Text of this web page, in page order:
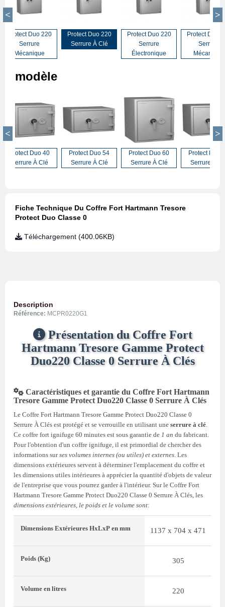
Protect Duo 220
Serrure
Mécanique
Protect Duo 220
Serrure À Clé
Protect Duo 220
Serrure
Électronique
Protect Duo
Serrure
Mécanique
modèle
Protect Duo 40
Serrure À Clé
Protect Duo 54
Serrure À Clé
Protect Duo 60
Serrure À Clé
Protect Duo
Serrure À
Fiche Technique Du Coffre Fort Hartmann Tresore
Protect Duo Classe 0
Téléchargement (400.06KB)
Description
Référence: MCPR0220G1
Présentation du Coffre Fort
Hartmann Tresore Gamme Protect
Duo220 Classe 0 Serrure À Clés
Caractéristiques et garantie du Coffre Fort Hartmann
Tresore Gamme Protect Duo220 Classe 0 Serrure À Clés
Le Coffre Fort Hartmann Tresore Gamme Protect Duo220 Classe 0
Serrure À Clés est protégé et se verrouille en utilisant une serrure à clé.
Ce coffre fort ignifuge 60 minutes est sous garantie de 1 an du fabricant.
Pour l'obtention d'un coffre ignifuge, il est primordial de chercher des
informations surses volumes internes (ou utiles) et externes. Les
dimensions extérieures servent à déterminer l'emplacement du coffre et
les dimensions utiles intérieures à apprécier la quantité d'objets de valeur
de l'entreprise que vous pourrez garder à l'intérieur. Sur le Coffre Fort
Hartmann Tresore Gamme Protect Duo220 Classe 0 Serrure À Clés, les
dimensions extérieures, le poids et le volume sont:
Dimensions Extérieures HxLxP en mm 1137 x 704 x 471
Poids (Kg) 305
Volume en litres 220